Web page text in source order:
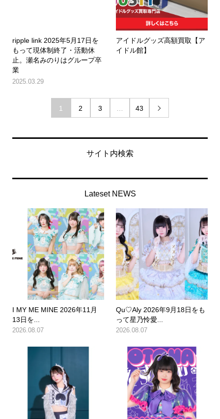
ripple link 2025年5月17日を
もって現体制終了・活動休
止。瀬名みのりはグループ卒
業
2025.03.29
アイドルグッズ高額買取【ア
イドル館】
1 2 3 43 
サイト内検索
Lateset NEWS
I MY ME MINE 2026年11月
13日を...
2026.08.07
Qu♡Aly 2026年9月18日をも
って星乃怜愛...
2026.08.07